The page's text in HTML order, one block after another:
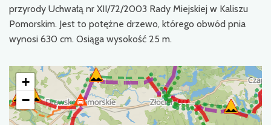
przyrody Uchwałą nr XII/72/2003 Rady Miejskiej w Kaliszu
Pomorskim. Jest to potężne drzewo, którego obwód pnia
wynosi 630 cm. Osiąga wysokość 25 m.
+
−